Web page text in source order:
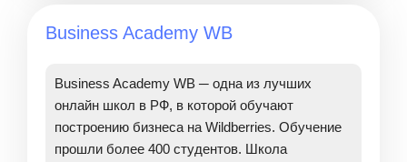
Business Academy WB
Business Academy WB ─ одна из лучших
онлайн школ в РФ, в которой обучают
построению бизнеса на Wildberries. Обучение
прошли более 400 студентов. Школа